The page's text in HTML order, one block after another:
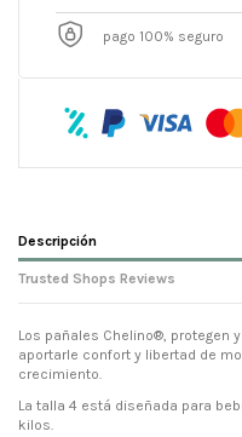
pago 100% seguro
Descripción
Trusted Shops Reviews
Los pañales Chelino®, protegen
aportarle confort y libertad de
crecimiento.
La talla 4 está diseñada para
kilos.